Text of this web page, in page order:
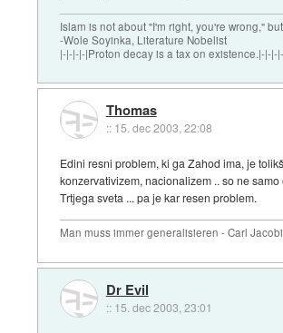
Islam is not about "I'm right, you're wrong,"
-Wole Soyinka, Literature Nobelist
|-|-|-|-|Proton decay is a tax on existence.|-|-|-
Thomas
:: 15. dec 2003, 22:08
Edini resni problem, ki ga Zahod ima, je
konzervativizem, nacionalizem .. so ne
Trtjega sveta ... pa je kar resen problem.
Man muss immer generalisieren - Carl Jacobi
Dr Evil
:: 15. dec 2003, 23:01